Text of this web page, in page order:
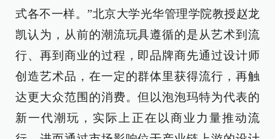
式各不一样。”北京大学光华管理学院教授赵龙
凯认为，从前的潮流玩具遵循的是从艺术到流
行、再到商业的过程，即品牌商先通过设计师
创造艺术品，在一定的群体里获得流行，再触
达更大众范围的消费。但以泡泡玛特为代表的
新一代潮玩，实际上正在以商业力量推动流